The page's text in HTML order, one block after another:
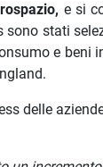
e si
sono stati
e beni
delle